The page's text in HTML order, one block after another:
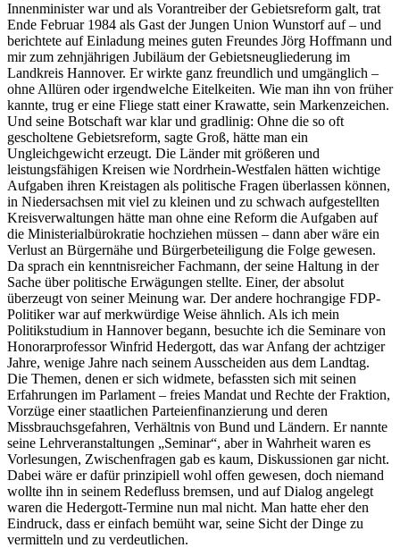
Innenminister war und als Vorantreiber der Gebietsreform galt, trat
Ende Februar 1984 als Gast der Jungen Union Wunstorf auf – und
berichtete auf Einladung meines guten Freundes Jörg Hoffmann und
mir zum zehnjährigen Jubiläum der Gebietsneugliederung im
Landkreis Hannover. Er wirkte ganz freundlich und umgänglich –
ohne Allüren oder irgendwelche Eitelkeiten. Wie man ihn von früher
kannte, trug er eine Fliege statt einer Krawatte, sein Markenzeichen.
Und seine Botschaft war klar und gradlinig: Ohne die so oft
gescholtene Gebietsreform, sagte Groß, hätte man ein
Ungleichgewicht erzeugt. Die Länder mit größeren und
leistungsfähigen Kreisen wie Nordrhein-Westfalen hätten wichtige
Aufgaben ihren Kreistagen als politische Fragen überlassen können,
in Niedersachsen mit viel zu kleinen und zu schwach aufgestellten
Kreisverwaltungen hätte man ohne eine Reform die Aufgaben auf
die Ministerialbürokratie hochziehen müssen – dann aber wäre ein
Verlust an Bürgernähe und Bürgerbeteiligung die Folge gewesen.
Da sprach ein kenntnisreicher Fachmann, der seine Haltung in der
Sache über politische Erwägungen stellte. Einer, der absolut
überzeugt von seiner Meinung war. Der andere hochrangige FDP-
Politiker war auf merkwürdige Weise ähnlich. Als ich mein
Politikstudium in Hannover begann, besuchte ich die Seminare von
Honorarprofessor Winfrid Hedergott, das war Anfang der achtziger
Jahre, wenige Jahre nach seinem Ausscheiden aus dem Landtag.
Die Themen, denen er sich widmete, befassten sich mit seinen
Erfahrungen im Parlament – freies Mandat und Rechte der Fraktion,
Vorzüge einer staatlichen Parteienfinanzierung und deren
Missbrauchsgefahren, Verhältnis von Bund und Ländern. Er nannte
seine Lehrveranstaltungen „Seminar“, aber in Wahrheit waren es
Vorlesungen, Zwischenfragen gab es kaum, Diskussionen gar nicht.
Dabei wäre er dafür prinzipiell wohl offen gewesen, doch niemand
wollte ihn in seinem Redefluss bremsen, und auf Dialog angelegt
waren die Hedergott-Termine nun mal nicht. Man hatte eher den
Eindruck, dass er einfach bemüht war, seine Sicht der Dinge zu
vermitteln und zu verdeutlichen.